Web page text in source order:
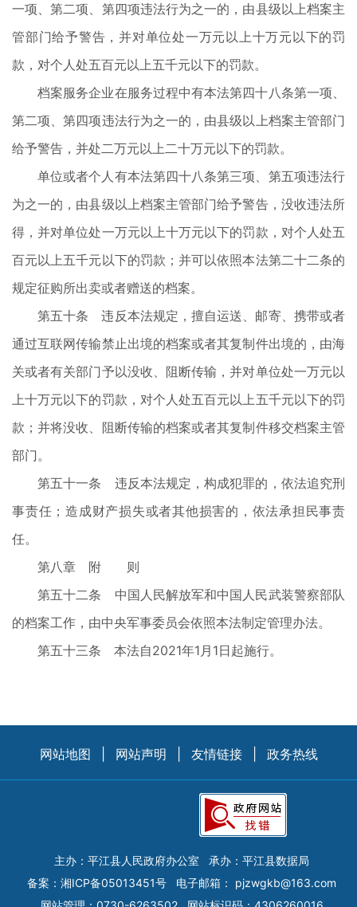
一项、第二项、第四项违法行为之一的，由县级以上档案主
管部门给予警告，并对单位处一万元以上十万元以下的罚
款，对个人处五百元以上五千元以下的罚款。
档案服务企业在服务过程中有本法第四十八条第一项、
第二项、第四项违法行为之一的，由县级以上档案主管部门
给予警告，并处二万元以上二十万元以下的罚款。
单位或者个人有本法第四十八条第三项、第五项违法行
为之一的，由县级以上档案主管部门给予警告，没收违法所
得，并对单位处一万元以上十万元以下的罚款，对个人处五
百元以上五千元以下的罚款；并可以依照本法第二十二条的
规定征购所出卖或者赠送的档案。
第五十条 违反本法规定，擅自运送、邮寄、携带或者
通过互联网传输禁止出境的档案或者其复制件出境的，由海
关或者有关部门予以没收、阻断传输，并对单位处一万元以
上十万元以下的罚款，对个人处五百元以上五千元以下的罚
款；并将没收、阻断传输的档案或者其复制件移交档案主管
部门。
第五十一条 违反本法规定，构成犯罪的，依法追究刑
事责任；造成财产损失或者其他损害的，依法承担民事责
任。
第八章 附 则
第五十二条 中国人民解放军和中国人民武装警察部队
的档案工作，由中央军事委员会依照本法制定管理办法。
第五十三条 本法自2021年1月1日起施行。
网站地图 网站声明 友情链接 政务热线
主办：平江县人民政府办公室
承办：平江县数据局
备案： 湘ICP备05013451号 电子邮箱： pjzwgkb@163.com